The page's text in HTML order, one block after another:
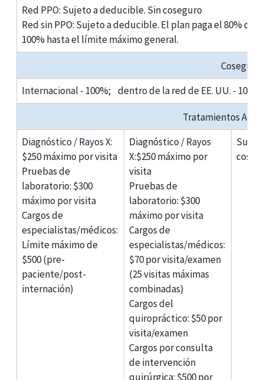
Red PPO: Sujeto a deducible. Sin coseguro
Red sin PPO: Sujeto a deducible. El plan paga el 80% de
100% hasta el límite máximo general.
Coseguro
Internacional - 100%;dentro de la red de EE. UU. -
Tratamientos
Diagnóstico / Rayos X:
$250 máximo por visita
Pruebas de
laboratorio: $300
máximo por visita
Cargos de
especialistas/médicos:
Límite máximo de
$500 (pre-
paciente/post-
internación)
Diagnóstico / Rayos
X:$250 máximo por
visita
Pruebas de
laboratorio: $300
máximo por visita
Cargos de
especialistas/médicos:
$70 por visita/examen
(25 visitas máximas
combinadas)
Cargos del
quiropráctico: $50 por
visita/examen
Cargos por consulta
de intervención
quirúrgica: $500 por